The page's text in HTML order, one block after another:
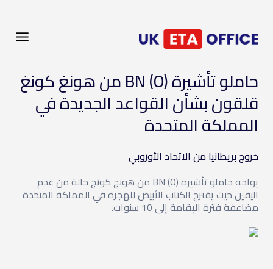
حاملو تأشيرة BN (O) من هونغ كونغ
قلقون بشأن القواعد الجديدة في
المملكة المتحدة
خروج بريطانيا من الاتحاد الأوروبي
يواجه حاملو تأشيرة BN (O) من هونج كونج حالة من عدم
اليقين حيث يقترح الكتاب الأبيض للهجرة في المملكة المتحدة
مضاعفة فترة الإقامة إلى 10 سنوات.